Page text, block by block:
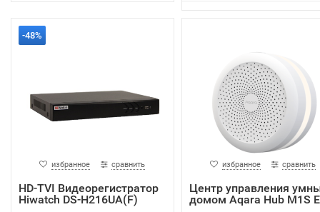
-48%
избранное сравнить
HD-TVI Видеорегистратор
Hiwatch DS-H216UA(F)
избранное сравнить
Центр управления
домом Aqara Hub M1S